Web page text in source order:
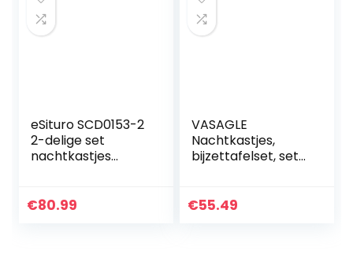
eSituro SCD0153-2
2-delige set
nachtkastjes
Scandinavisch
€80.99
VASAGLE
Nachtkastjes,
bijzettafelset, set
met verstelbare
€55.49